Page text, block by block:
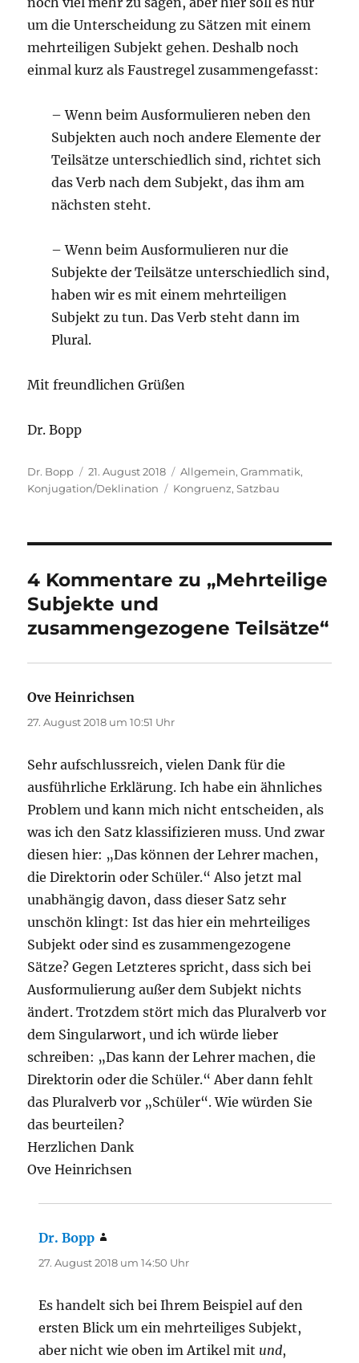
um die Unterscheidung zu Sätzen mit einem
mehrteiligen Subjekt gehen. Deshalb noch
einmal kurz als Faustregel zusammengefasst:
– Wenn beim Ausformulieren neben den
Subjekten auch noch andere Elemente der
Teilsätze unterschiedlich sind, richtet sich
das Verb nach dem Subjekt, das ihm am
nächsten steht.
– Wenn beim Ausformulieren nur die
Subjekte der Teilsätze unterschiedlich sind,
haben wir es mit einem mehrteiligen
Subjekt zu tun. Das Verb steht dann im
Plural.
Mit freundlichen Grüßen
Dr. Bopp
Autor
Dr. Bopp
Veröffentlicht
am
21. August 2018 Kategorien
Allgemein,Grammatik,
Konjugation/Deklination
Schlagwörter
Kongruenz,Satzbau
4 Kommentare zu „Mehrteilige
Subjekte und
zusammengezogene Teilsätze“
Ove Heinrichsen
27. August 2018 um 10:51 Uhr
Sehr aufschlussreich, vielen Dank für die
ausführliche Erklärung. Ich habe ein ähnliches
Problem und kann mich nicht entscheiden, als
was ich den Satz klassifizieren muss. Und zwar
diesen hier: „Das können der Lehrer machen,
die Direktorin oder Schüler.“ Also jetzt mal
unabhängig davon, dass dieser Satz sehr
unschön klingt: Ist das hier ein mehrteiliges
Subjekt oder sind es zusammengezogene
Sätze? Gegen Letzteres spricht, dass sich bei
Ausformulierung außer dem Subjekt nichts
ändert. Trotzdem stört mich das Pluralverb vor
dem Singularwort, und ich würde lieber
schreiben: „Das kann der Lehrer machen, die
Direktorin oder die Schüler.“ Aber dann fehlt
das Pluralverb vor „Schüler“. Wie würden Sie
das beurteilen?
Herzlichen Dank
Ove Heinrichsen
Dr. Bopp
27. August 2018 um 14:50 Uhr
Es handelt sich bei Ihrem Beispiel auf den
ersten Blick um ein mehrteiliges Subjekt,
aber nicht wie oben im Artikel mit und,